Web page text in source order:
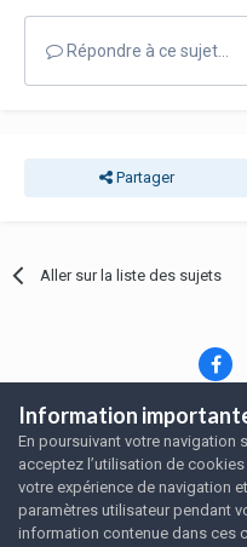
Répondre à ce sujet…
Partager
Aller sur la liste des sujets
Langue Thème
Nous
SRFA, l'association
Powered
Information
En poursuivant votre navigation
acceptez l’utilisation de
votre expérience de navigation
paramètres utilisateur pendant
information contenue dans ces